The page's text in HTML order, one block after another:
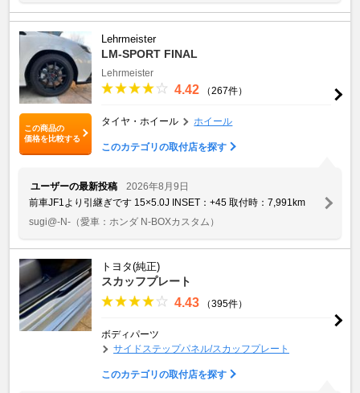
この商品の
価格を比較する
Lehrmeister
LM-SPORT FINAL
Lehrmeister
4.42 （267件）
タイヤ・ホイール ホイール
このカテゴリの取付店を探す
ユーザーの最新投稿
2026年8月9日
前車JF1より引継ぎです 15×5.0J INSET：+45 取付時：7,991km
sugi@-N- （愛車：ホンダ N-BOXカスタム）
トヨタ(純正)
スカッフプレート
4.43 （395件）
ボディパーツ
サイドステップパネル/スカッフプレート
このカテゴリの取付店を探す